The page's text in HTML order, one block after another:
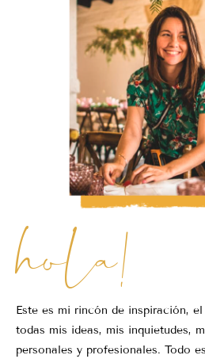
hola!
Este es mi rincón de inspiración,
todas mis ideas, mis inquietudes,
personales y profesionales. Todo